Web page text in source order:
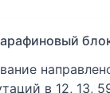
в 12, 13,